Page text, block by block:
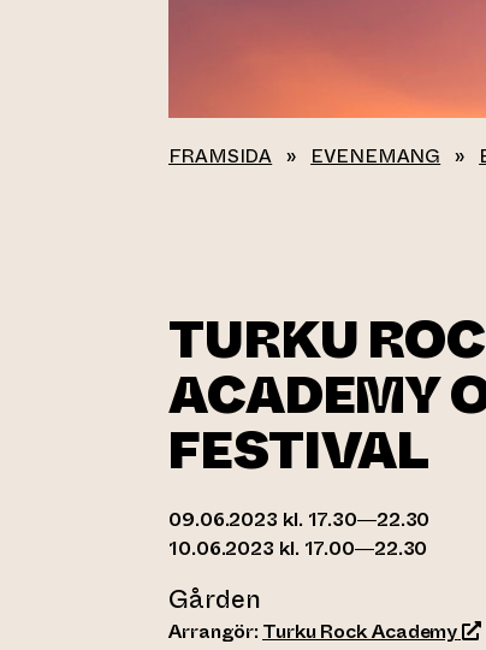
FRAMSIDA » EVENEMANG »
TURKU
ACADEMY
FESTIVAL
09.06.2023 kl. 17.30—22.30
10.06.2023 kl. 17.00—22.30
Gården
Arrangör: Turku Rock Academy